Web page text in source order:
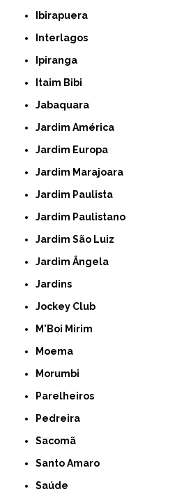
Ibirapuera
Interlagos
Ipiranga
Itaim Bibi
Jabaquara
Jardim América
Jardim Europa
Jardim Marajoara
Jardim Paulista
Jardim Paulistano
Jardim São Luiz
Jardim Ângela
Jardins
Jockey Club
M'Boi Mirim
Moema
Morumbi
Parelheiros
Pedreira
Sacomã
Santo Amaro
Saúde